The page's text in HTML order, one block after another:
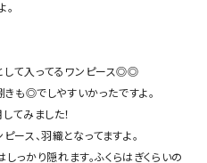
して入ってるワンピース◎◎
きも◎でしやすいかったですよ。
てみました！
ース、羽織となってますよ。
っかり隠れます。ふくらはぎくらいの